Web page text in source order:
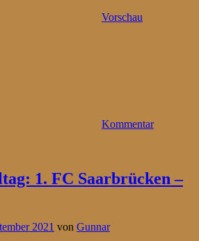
Vorschau
Kommentar
1. FC Saarbrücken –
2021 von Gunnar